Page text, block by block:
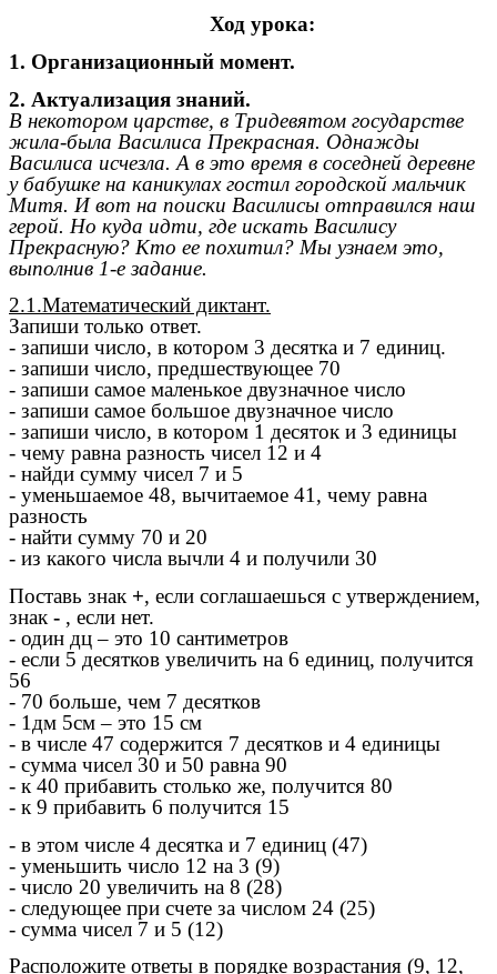
Ход урока:
1. Организационный момент.
2. Актуализация знаний.
В некотором царстве, в Тридевятом государстве
жила-была Василиса Прекрасная. Однажды
Василиса исчезла. А в это время в соседней деревне
у бабушке на каникулах гостил городской мальчик
Митя. И вот на поиски Василисы отправился наш
герой. Но куда идти, где искать Василису
Прекрасную? Кто ее похитил? Мы узнаем это,
выполнив 1-е задание.
2.1.Математический диктант.
Запиши только ответ.
- запиши число, в котором 3 десятка и 7 единиц.
- запиши число, предшествующее 70
- запиши самое маленькое двузначное число
- запиши самое большое двузначное число
- запиши число, в котором 1 десяток и 3 единицы
- чему равна разность чисел 12 и 4
- найди сумму чисел 7 и 5
- уменьшаемое 48, вычитаемое 41, чему равна
разность
- найти сумму 70 и 20
- из какого числа вычли 4 и получили 30
Поставь знак +, если соглашаешься с утверждением,
знак - , если нет.
- один дц – это 10 сантиметров
- если 5 десятков увеличить на 6 единиц, получится
56
- 70 больше, чем 7 десятков
- 1дм 5см – это 15 см
- в числе 47 содержится 7 десятков и 4 единицы
- сумма чисел 30 и 50 равна 90
- к 40 прибавить столько же, получится 80
- к 9 прибавить 6 получится 15
- в этом числе 4 десятка и 7 единиц (47)
- уменьшить число 12 на 3 (9)
- число 20 увеличить на 8 (28)
- следующее при счете за числом 24 (25)
- сумма чисел 7 и 5 (12)
Расположите ответы в порядке возрастания (9, 12,